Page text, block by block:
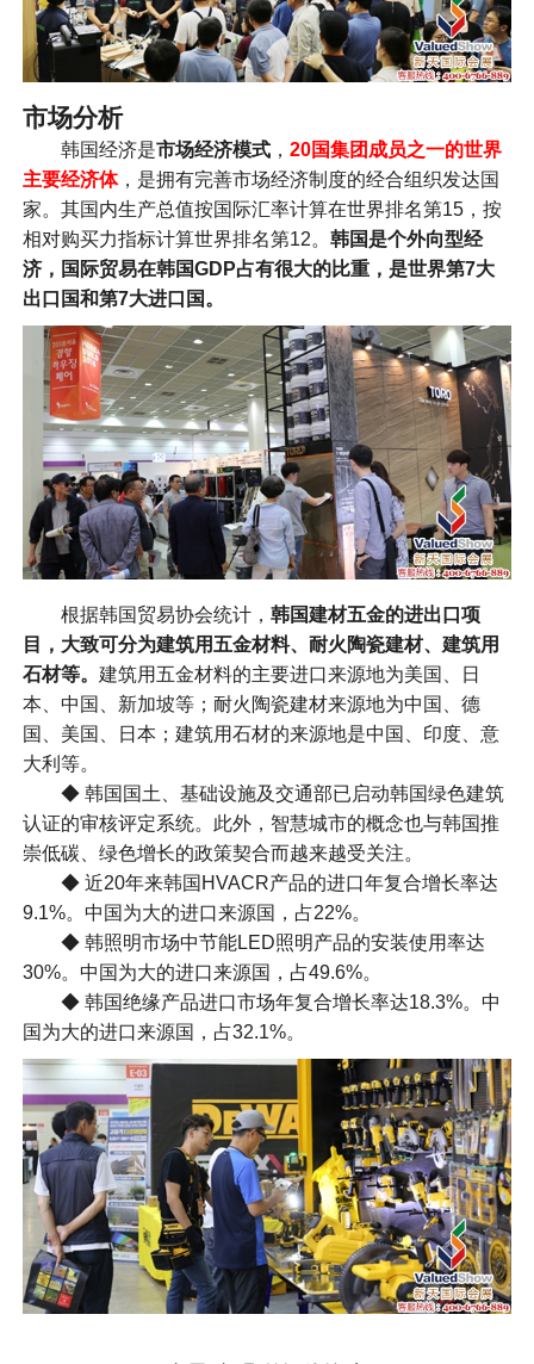
市场分析
韩国经济是市场经济模式， 20国集团成员之一的世界
主要经济体，是拥有完善市场经济制度的经合组织发达国
家。其国内生产总值按国际汇率计算在世界排名第15，按
相对购买力指标计算世界排名第12。 韩国是个外向型经
济，国际贸易在韩国GDP占有很大的比重，是世界第7大
出口国和第7大进口国。
根据韩国贸易协会统计， 韩国建材五金的进出口项
目，大致可分为建筑用五金材料、耐火陶瓷建材、建筑用
石材等。 建筑用五金材料的主要进口来源地为美国、日
本、中国、新加坡等；耐火陶瓷建材来源地为中国、德
国、美国、日本；建筑用石材的来源地是中国、印度、意
大利等。
◆ 韩国国土、基础设施及交通部已启动韩国绿色建筑
认证的审核评定系统。此外，智慧城市的概念也与韩国推
崇低碳、绿色增长的政策契合而越来越受关注。
◆ 近20年来韩国HVACR产品的进口年复合增长率达
9.1%。中国为大的进口来源国，占22%。
◆ 韩照明市场中节能LED照明产品的安装使用率达
30%。中国为大的进口来源国，占49.6%。
◆ 韩国绝缘产品进口市场年复合增长率达18.3%。中
国为大的进口来源国，占32.1%。